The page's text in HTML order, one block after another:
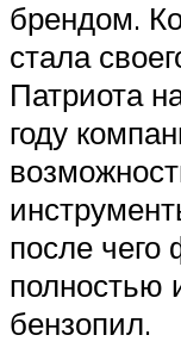
брендом.
стала
Патриота
году
после чего
полностью
бензопил.